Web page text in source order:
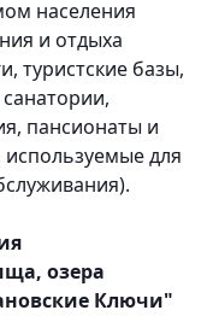
населения
и отдыха
туристские базы,
пансионаты и
для
озера
Ключи"